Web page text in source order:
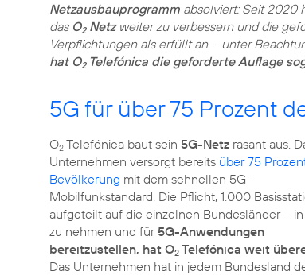
Netzausbauprogramm absolviert: Seit 2020
das O2Netzweiter zu verbessern und die
Verpflichtungen als erfüllt an – unter
hat O2Telefónica die geforderte Auflage
5G für über 75 Prozent
O2 Telefónica baut sein 5G-Netz rasant aus.
Unternehmen versorgt bereits über 75
Bevölkerung mit dem schnellen 5G-
Mobilfunkstandard. Die Pflicht, 1.000
aufgeteilt auf die einzelnen Bundesländer –
zu nehmen und für5G-Anwendungen
bereitzustellen, hat O2 Telefónica weit
Das Unternehmen hat in jedem Bundesland